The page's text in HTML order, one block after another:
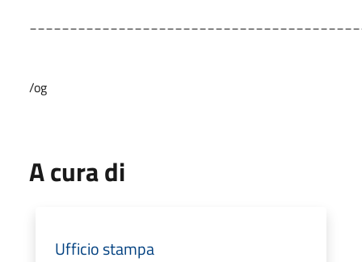
/og
A cura di
Ufficio stampa